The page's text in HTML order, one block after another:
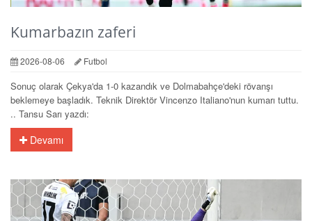
Kumarbazın zaferi
2026-08-06 Futbol
Sonuç olarak Çekya'da 1-0 kazandık ve Dolmabahçe'deki rövanşı
beklemeye başladık. Teknik Direktör Vincenzo Italiano'nun kumarı tuttu.
.. Tansu Sarı yazdı:
Devamı